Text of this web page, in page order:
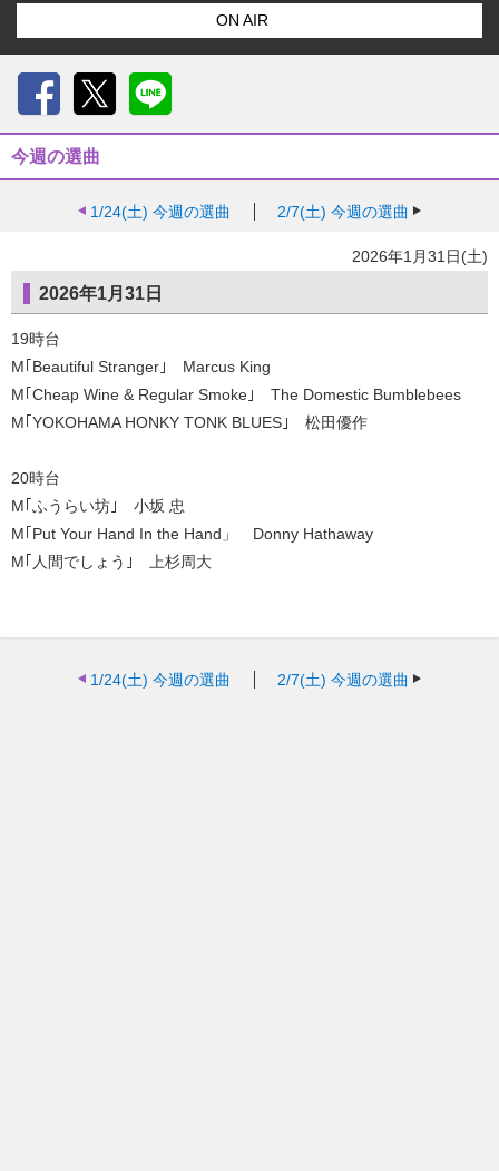
ON AIR
今週の選曲
1/24(土) 今週の選曲 2/7(土) 今週の選曲
2026年1月31日(土)
2026年1月31日
19時台
M｢Beautiful Stranger｣ Marcus King
M｢Cheap Wine & Regular Smoke｣ The Domestic Bumblebees
M｢YOKOHAMA HONKY TONK BLUES｣ 松田優作
20時台
M｢ふうらい坊｣ 小坂 忠
M｢Put Your Hand In the Hand」 Donny Hathaway
M｢人間でしょう｣ 上杉周大
1/24(土) 今週の選曲 2/7(土) 今週の選曲